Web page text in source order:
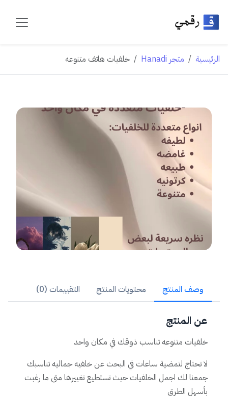
الرئيسية متجر Hanadi خلفيات هاتف متنوعه
وصف المنتج محتويات المنتج التقييمات (0)
عن المنتج
خلفيات متنوعه تناسب ذوقك في مكان واحد
لا تحتاج لتمضية ساعات في البحث عن خلفيه جماليه تناسبك
جمعنا لك اجمل الخلفيات حيث تستطيع تغييرها متى ما رغبت
بأسهل الطرق